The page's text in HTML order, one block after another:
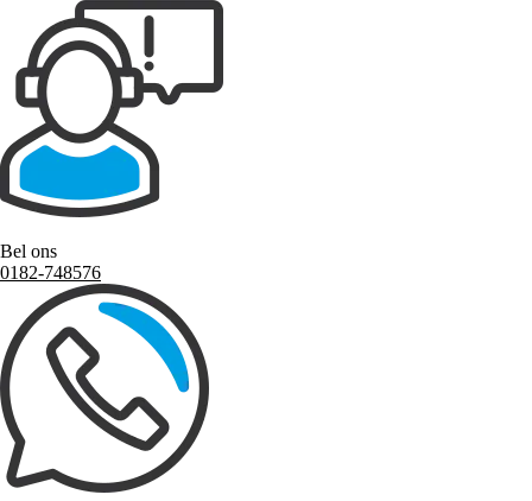
Bel ons
0182-748576